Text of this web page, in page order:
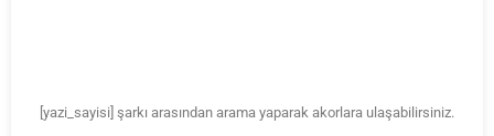
[yazi_sayisi] şarkı arasından arama yaparak akorlara ulaşabilirsiniz.